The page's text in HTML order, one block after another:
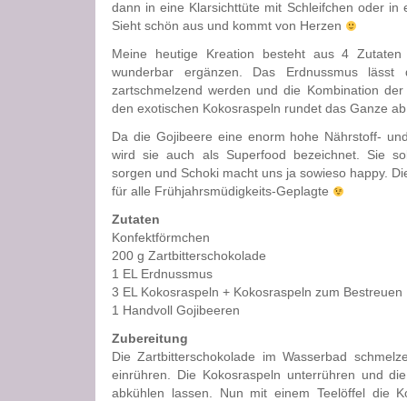
dann in eine Klarsichttüte mit Schleifchen oder in
Sieht schön aus und kommt von Herzen
Meine heutige Kreation besteht aus 4 Zutaten
wunderbar ergänzen. Das Erdnussmus lässt
zartschmelzend werden und die Kombination
den exotischen Kokosraspeln rundet das Ganze
Da die Gojibeere eine enorm hohe Nährstoff-
wird sie auch als Superfood bezeichnet. Sie
sorgen und Schoki macht uns ja sowieso happy.
für alle Frühjahrsmüdigkeits-Geplagte
Zutaten
Konfektförmchen
200 g Zartbitterschokolade
1 EL Erdnussmus
3 EL Kokosraspeln + Kokosraspeln zum Bestreuen
1 Handvoll Gojibeeren
Zubereitung
Die Zartbitterschokolade im Wasserbad
einrühren. Die Kokosraspeln unterrühren und
abkühlen lassen. Nun mit einem Teelöffel die